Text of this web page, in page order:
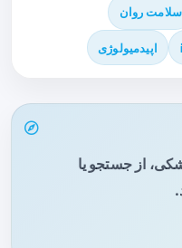
سلامت روان
اپیدمیولوژی
از جستجو یا